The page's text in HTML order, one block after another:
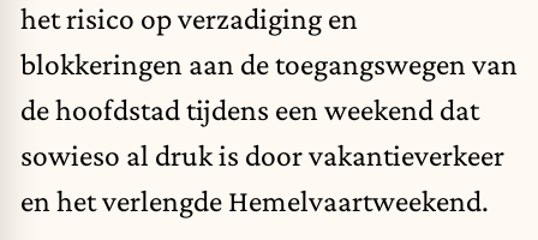
het risico op verzadiging en
blokkeringen aan de toegangswegen van
de hoofdstad tijdens een weekend dat
sowieso al druk is door vakantieverkeer
en het verlengde Hemelvaartweekend.